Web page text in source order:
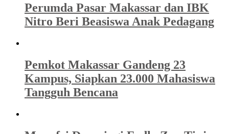
Perumda Pasar Makassar dan IBK
Nitro Beri Beasiswa Anak Pedagang
Pemkot Makassar Gandeng 23
Kampus, Siapkan 23.000 Mahasiswa
Tangguh Bencana